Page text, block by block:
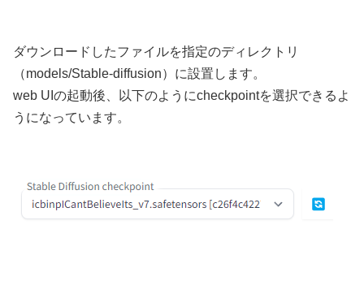
ダウンロードしたファイルを指定のディレクトリ
（models/Stable-diffusion）に設置します。
web UIの起動後、以下のようにcheckpointを選択できるよ
うになっています。